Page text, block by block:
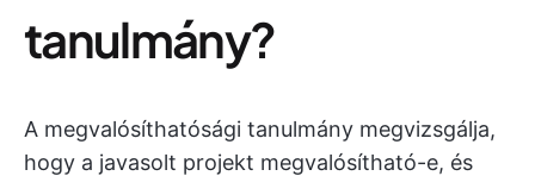
tanulmány?
A megvalósíthatósági tanulmány megvizsgálja,
hogy a javasolt projekt megvalósítható-e, és